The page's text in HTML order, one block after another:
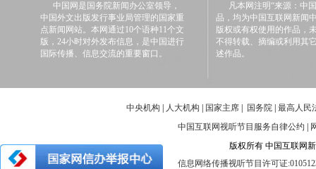
中国网是国务院新闻办公室领导，
中国外文出版发行事业局管理的国家重
点新闻网站。本网通过10个语种11个文
版，24小时对外发布信息，是中国进行
国际传播、信息交流的重要窗口。
凡本网注明“来源：中
品，均为中国互联网新闻
版权或有权使用的作品，
不得转载、摘编或利用其
述作品。
中央机构 人大机构 国家主席 国务院 最高人民
中国互联网视听节目服务自律公约
版权所有 中国互联网
信息网络传播视听节目许可证